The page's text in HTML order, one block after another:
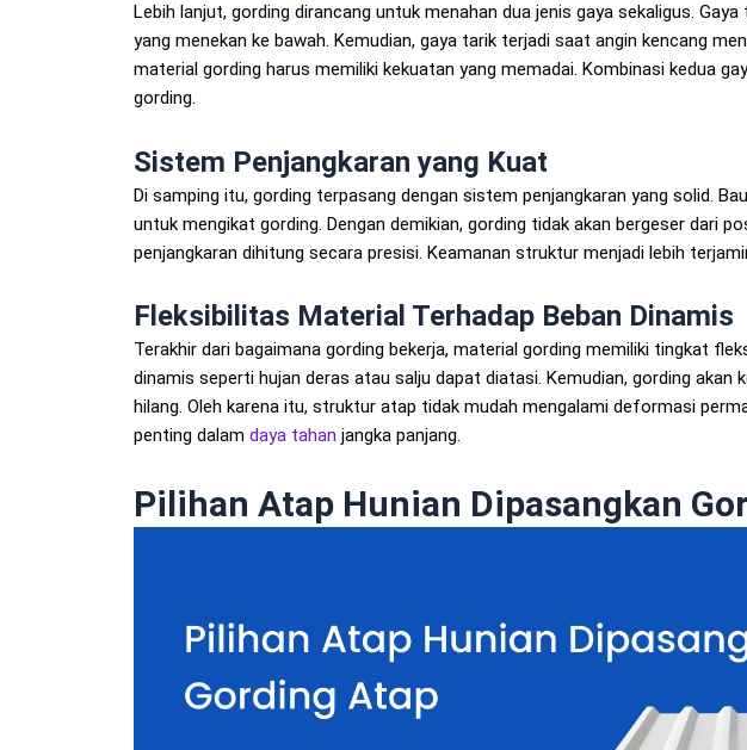
Lebih lanjut, gording dirancang untuk menahan dua jenis gaya sekaligus.
yang menekan ke bawah. Kemudian, gaya tarik terjadi saat angin kencang
material gording harus memiliki kekuatan yang memadai. Kombinasi kedua
gording.
Sistem Penjangkaran yang Kuat
Di samping itu, gording terpasang dengan sistem penjangkaran yang solid.
untuk mengikat gording. Dengan demikian, gording tidak akan bergeser dari
penjangkaran dihitung secara presisi. Keamanan struktur menjadi lebih
Fleksibilitas Material Terhadap Beban Dinamis
Terakhir dari bagaimana gording bekerja, material gording memiliki tingkat
dinamis seperti hujan deras atau salju dapat diatasi. Kemudian, gording akan
hilang. Oleh karena itu, struktur atap tidak mudah mengalami deformasi
penting dalam daya tahan jangka panjang.
Pilihan Atap Hunian Dipasangkan